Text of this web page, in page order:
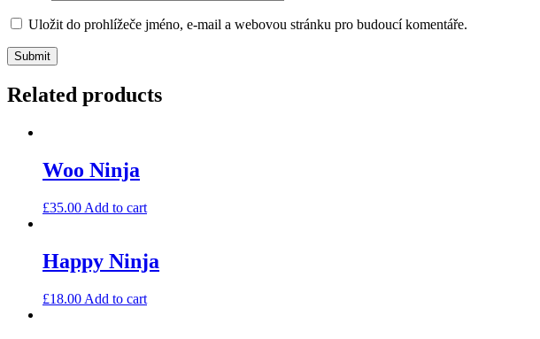
Uložit do prohlížeče jméno, e-mail a webovou stránku pro budoucí komentáře.
Related products
Woo Ninja
£35.00 Add to cart
Happy Ninja
£18.00 Add to cart